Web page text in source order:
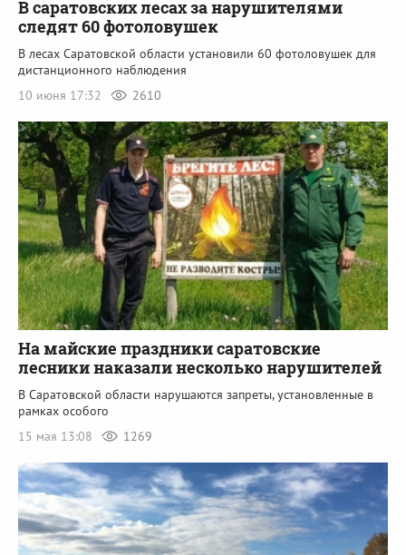
В саратовских лесах за нарушителями
следят 60 фотоловушек
В лесах Саратовской области установили 60 фотоловушек для
дистанционного наблюдения
10 июня 17:32
2610
На майские праздники саратовские
лесники наказали несколько нарушителей
В Саратовской области нарушаются запреты, установленные в
рамках особого
15 мая 13:08
1269